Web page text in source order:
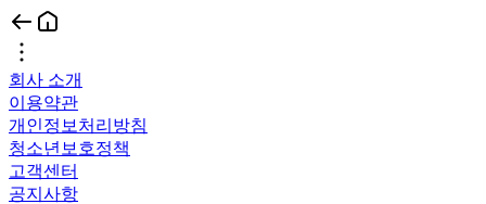
회사 소개
이용약관
개인정보처리방침
청소년보호정책
고객센터
공지사항